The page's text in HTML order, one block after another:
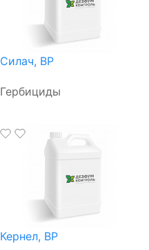
Силач, ВР
Гербициды
Кернел, ВР